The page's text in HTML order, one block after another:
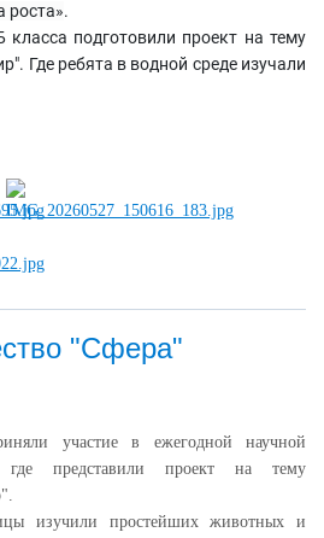
роста».
подготовили проект на тему
Где ребята в водной среде изучали
"Сфера"
участие в ежегодной научной
где представили проект на тему
изучили простейших животных и